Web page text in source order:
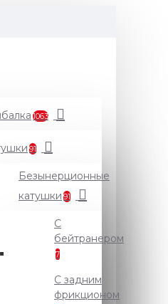
1063
91
Безынерционные
катушки 91
С
бейтранером
7
С задним
фрикционом